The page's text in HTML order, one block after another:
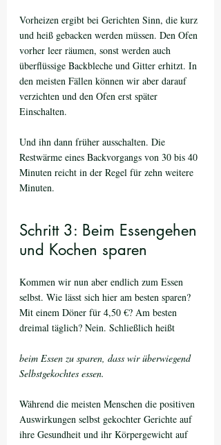
Vorheizen ergibt bei Gerichten Sinn, die kurz
und heiß gebacken werden müssen. Den Ofen
vorher leer räumen, sonst werden auch
überflüssige Backbleche und Gitter erhitzt. In
den meisten Fällen können wir aber darauf
verzichten und den Ofen erst später
Einschalten.
Und ihn dann früher ausschalten. Die
Restwärme eines Backvorgangs von 30 bis 40
Minuten reicht in der Regel für zehn weitere
Minuten.
Schritt 3: Beim Essengehen
und Kochen sparen
Kommen wir nun aber endlich zum Essen
selbst. Wie lässt sich hier am besten sparen?
Mit einem Döner für 4,50 €? Am besten
dreimal täglich? Nein. Schließlich heißt
beim Essen zu sparen, dass wir überwiegend
Selbstgekochtes essen.
Während die meisten Menschen die positiven
Auswirkungen selbst gekochter Gerichte auf
ihre Gesundheit und ihr Körpergewicht auf